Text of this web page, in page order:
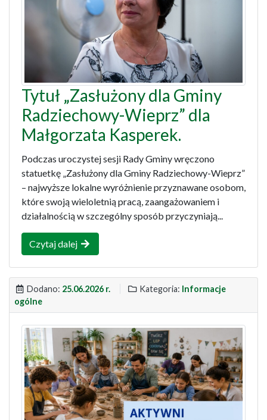
Tytuł „Zasłużony dla Gminy
Radziechowy-Wieprz” dla
Małgorzata Kasperek.
Podczas uroczystej sesji Rady Gminy wręczono
statuetkę „Zasłużony dla Gminy Radziechowy-Wieprz”
– najwyższe lokalne wyróżnienie przyznawane osobom,
które swoją wieloletnią pracą, zaangażowaniem i
działalnością w szczególny sposób przyczyniają...
Czytaj dalej
Dodano: 25.06.2026 r. Kategoria: Informacje
ogólne